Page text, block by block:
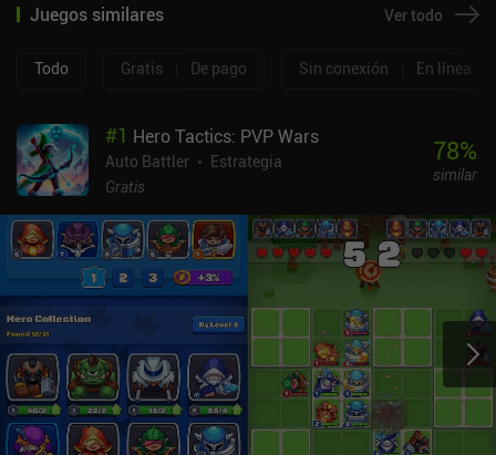
Juegos similares Ver todo
Todo Gratis De pago Sin conexión En línea
#1 Hero Tactics: PVP Wars
Auto Battler
Estrategia
Gratis
78%
similar